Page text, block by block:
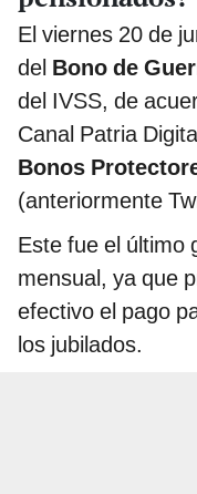
El viernes 20 de
del Bono de
del IVSS, de
Canal Patria
Bonos
(anteriormente
Este fue el último
mensual, ya que
efectivo el pago
los jubilados.